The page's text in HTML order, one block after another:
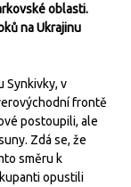
oblasti.
na Ukrajinu
Synkivky, v
frontě
postoupili, ale
Zdá se, že
směru k
opustili